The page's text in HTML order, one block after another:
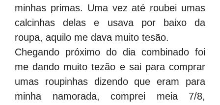
minhas primas. Uma vez até roubei umas
calcinhas delas e usava por baixo da
roupa, aquilo me dava muito tesão.
Chegando próximo do dia combinado foi
me dando muito tezão e sai para comprar
umas roupinhas dizendo que eram para
minha namorada, comprei meia 7/8,